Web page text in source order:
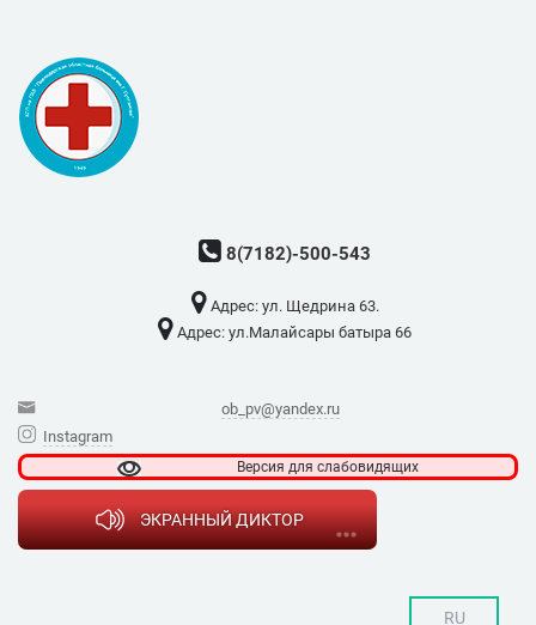
8(7182)-500-543
Адрес: ​ул. Щедрина 63.
Адрес: ​ул.Малайсары батыра 66
ob_pv@yandex.ru
Instagram
Версия для слабовидящих
ЭКРАННЫЙ ДИКТОР
RU